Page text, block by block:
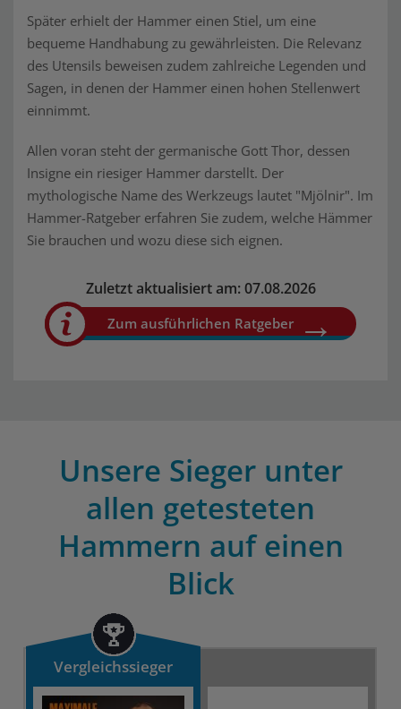
Später erhielt der Hammer einen Stiel, um eine
bequeme Handhabung zu gewährleisten. Die Relevanz
des Utensils beweisen zudem zahlreiche Legenden und
Sagen, in denen der Hammer einen hohen Stellenwert
einnimmt.
Allen voran steht der germanische Gott Thor, dessen
Insigne ein riesiger Hammer darstellt. Der
mythologische Name des Werkzeugs lautet "Mjölnir". Im
Hammer-Ratgeber erfahren Sie zudem, welche Hämmer
Sie brauchen und wozu diese sich eignen.
Zuletzt aktualisiert am: 07.08.2026
Zum ausführlichen Ratgeber
Unsere Sieger unter
allen getesteten
Hammern auf einen
Blick
Vergleichssieger